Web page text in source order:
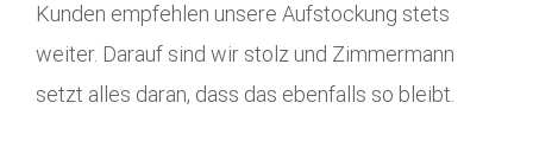
Kunden empfehlen unsere Aufstockung stets
weiter. Darauf sind wir stolz und Zimmermann
setzt alles daran, dass das ebenfalls so bleibt.